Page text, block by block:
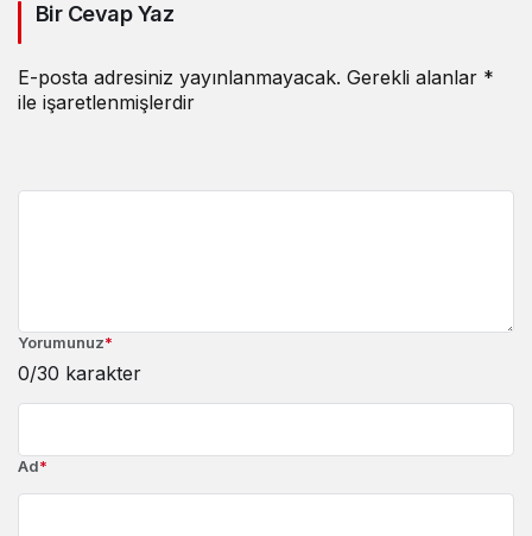
Bir Cevap Yaz
E-posta adresiniz yayınlanmayacak. Gerekli alanlar *
ile işaretlenmişlerdir
Yorumunuz*
0/30 karakter
Ad*